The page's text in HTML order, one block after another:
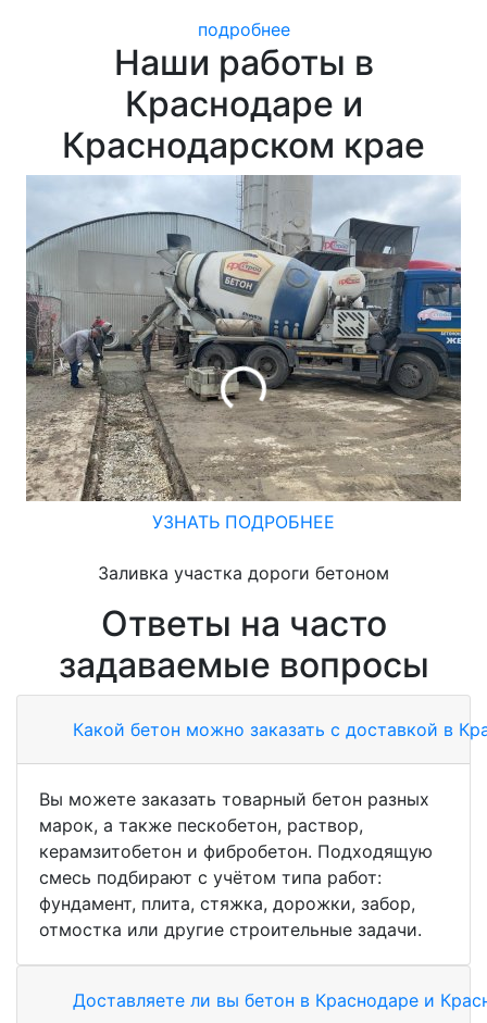
подробнее
Наши работы в
Краснодаре и
Краснодарском крае
УЗНАТЬ ПОДРОБНЕЕ
Заливка участка дороги бетоном
Ответы на часто
задаваемые вопросы
Какой бетон можно заказать с доставкой в
Вы можете заказать товарный бетон разных
марок, а также пескобетон, раствор,
керамзитобетон и фибробетон. Подходящую
смесь подбирают с учётом типа работ:
фундамент, плита, стяжка, дорожки, забор,
отмостка или другие строительные задачи.
Доставляете ли вы бетон в Краснодаре и